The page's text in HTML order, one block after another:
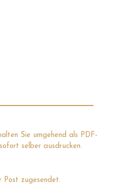
Sie umgehend als PDF-
selber ausdrucken.
Post zugesendet.